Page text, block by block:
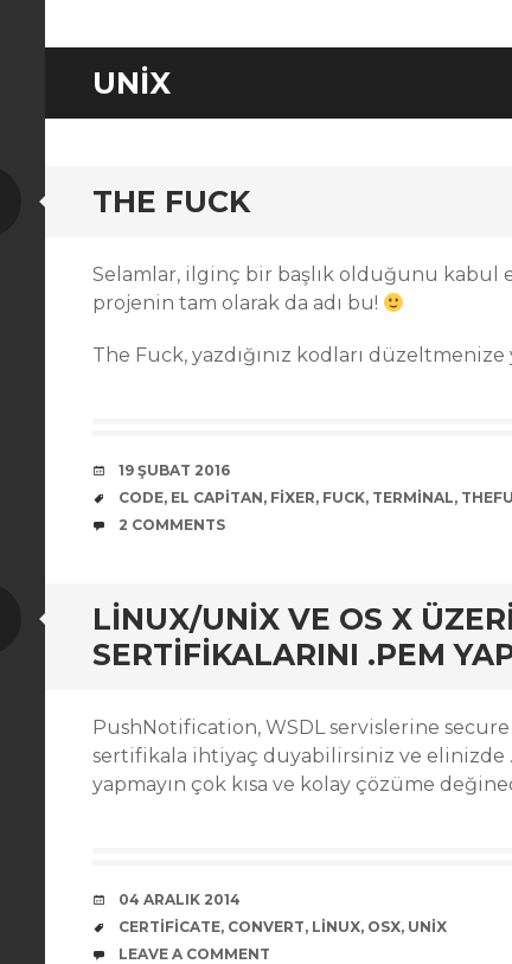
UNIX
THE FUCK
Standard
Selamlar, ilginç bir başlık olduğunu kabul
projenin tam olarak da adı bu!
The Fuck, yazdığınız kodları
DATE
19 ŞUBAT 2016
TAGS
CODE, EL CAPITAN, FIXER, FUCK, TERMINAL,
COMMENTS
2 COMMENTS
LINUX/UNIX VE OS X
SERTIFIKALARINI .PEM
Standard
PushNotification, WSDL servislerine
sertifikala ihtiyaç duyabilirsiniz ve elinizde
yapmayın çok kısa ve kolay çözüme
DATE
04 ARALIK 2014
TAGS
CERTIFICATE, CONVERT, LINUX, OSX, UNIX
COMMENTS
LEAVE A COMMENT